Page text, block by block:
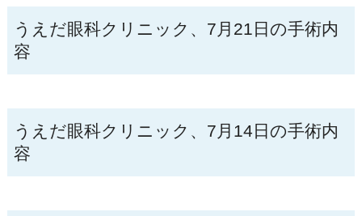
うえだ眼科クリニック、7月21日の手術内
容
うえだ眼科クリニック、7月14日の手術内
容